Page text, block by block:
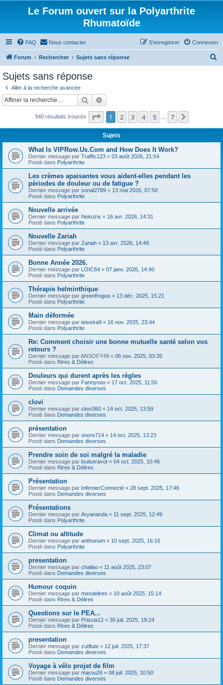
Le Forum ouvert sur la Polyarthrite
Rhumatoïde
FAQ Nous contacter Connexion
S’enregistrer
Forum Rechercher Sujets sans réponse
c
Sujets sans réponse
Aller à la recherche avancée
Rechercher
340 résultats trouvés Page 1sur7
1 2 3 4 5 7
Sujets
What Is VIPRow.Us.Com and How Does It Work?
Dernier message par Traffic123 « 03 août 2026, 21:54
Posté dans Polyarthrite
Les crèmes apaisantes vous aident-elles pendant les
périodes de douleur ou de fatigue ?
Dernier message par sonal2789 « 13 mai 2026, 07:50
Posté dans Polyarthrite
Nouvelle arrivée
Dernier message par Nekozix « 16 avr. 2026, 14:31
Posté dans Polyarthrite
Nouvelle Zariah
Dernier message par Zariah « 13 avr. 2026, 14:49
Posté dans Polyarthrite
Bonne Année 2026.
Dernier message par LOIC64 « 07 janv. 2026, 14:40
Posté dans Polyarthrite
Thérapie helminthique
Dernier message par greenfrogus « 13 déc. 2025, 15:21
Posté dans Polyarthrite
Main déformée
Dernier message par teixeira9 « 16 nov. 2025, 23:44
Posté dans Polyarthrite
Re: Comment choisir une bonne mutuelle santé selon vos
retours ?
Dernier message parANSOFY49 « 06 nov. 2025, 03:35
Posté dans Rires & Délires
Douleurs qui durent après les règles
Dernier message par Fannynou « 17 oct. 2025, 11:50
Posté dans Demandes diverses
clovi
Dernier message par clovi360 « 14 oct. 2025, 13:59
Posté dans Demandes diverses
présentation
Dernier message par onore714 « 14 oct. 2025, 13:23
Posté dans Demandes diverses
Prendre soin de soi malgré la maladie
Dernier message par louiseravot « 04 oct. 2025, 10:46
Posté dans Rires & Délires
Présentation
Dernier message par InfirmierConnecté « 28 sept. 2025, 17:46
Posté dans Demandes diverses
Présentations
Dernier message par Aryananda « 11 sept. 2025, 12:49
Posté dans Polyarthrite
Climat ou altitude
Dernier message par anthurium « 10 sept. 2025, 16:16
Posté dans Polyarthrite
presentation
Dernier message par chailao « 11 août 2025, 23:07
Posté dans Demandes diverses
Humour coquin
Dernier message par mesdelires « 10 août 2025, 15:14
Posté dans Rires & Délires
Questions sur le PEA...
Dernier message par Priscia12 « 30 juil. 2025, 19:24
Posté dans Rires & Délires
presentation
Dernier message par zutflute « 12 juil. 2025, 17:37
Posté dans Demandes diverses
Voyage à vélo projet de film
Dernier message par marou26 « 08 juil. 2025, 10:50
Posté dans Demandes diverses